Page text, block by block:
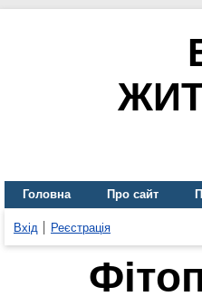
Головна Про сайт
Вхід Реєстрація